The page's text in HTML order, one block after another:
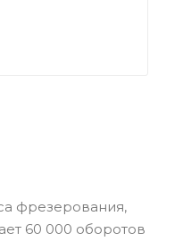
фрезерования,
60 000 оборотов